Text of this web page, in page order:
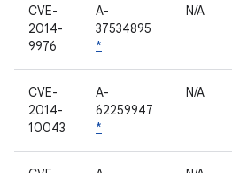
CVE-
2014-
9976
A-
37534895
*
N/A
CVE-
2014-
10043
A-
62259947
*
N/A